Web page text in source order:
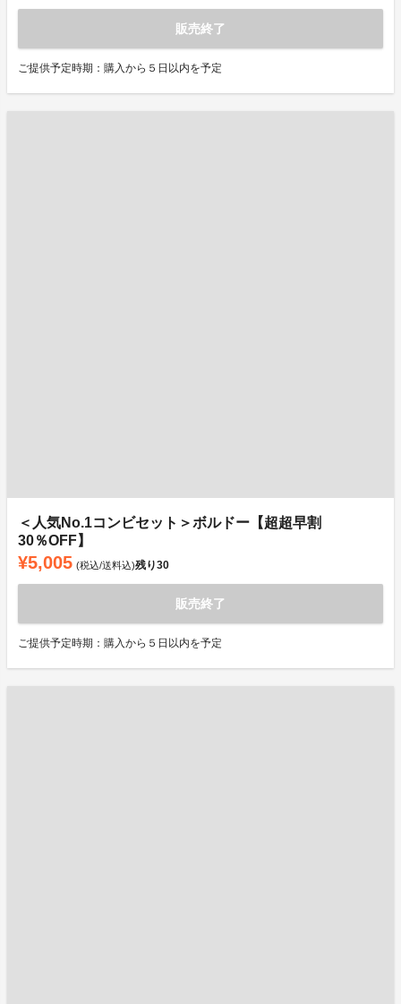
販売終了
ご提供予定時期：購入から５日以内を予定
＜人気No.1コンビセット＞ボルドー【超超早割
30％OFF】
¥5,005 (税込/送料込)残り30
販売終了
ご提供予定時期：購入から５日以内を予定